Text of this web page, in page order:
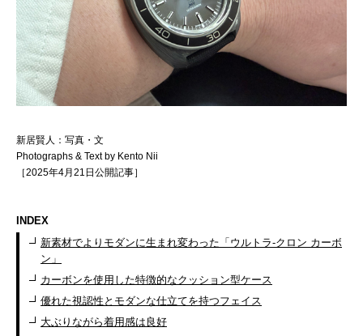
新居賢人：写真・文
Photographs & Text by Kento Nii
［2025年4月21日公開記事］
INDEX
新素材でよりモダンに生まれ変わった「ウルトラ-クロン カーボ
ン」
カーボンを使用した特徴的なクッション型ケース
優れた視認性とモダンな仕立てを持つフェイス
大ぶりながら着用感は良好